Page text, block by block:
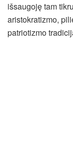
išsaugoję tam
aristokratizmo,
patriotizmo